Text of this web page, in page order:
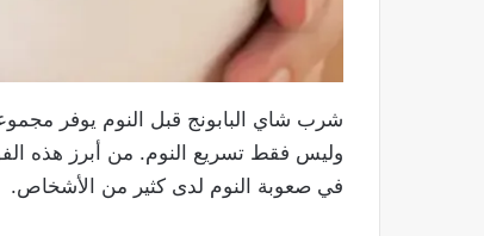
شرب شاي البابونج قبل النوم يوفر
وليس فقط تسريع النوم. من أبرز هذه
في صعوبة النوم لدى كثير من الأشخاص.